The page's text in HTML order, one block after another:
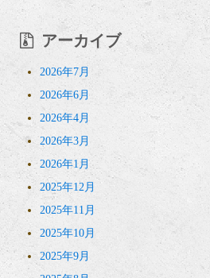
アーカイブ
2026年7月
2026年6月
2026年4月
2026年3月
2026年1月
2025年12月
2025年11月
2025年10月
2025年9月